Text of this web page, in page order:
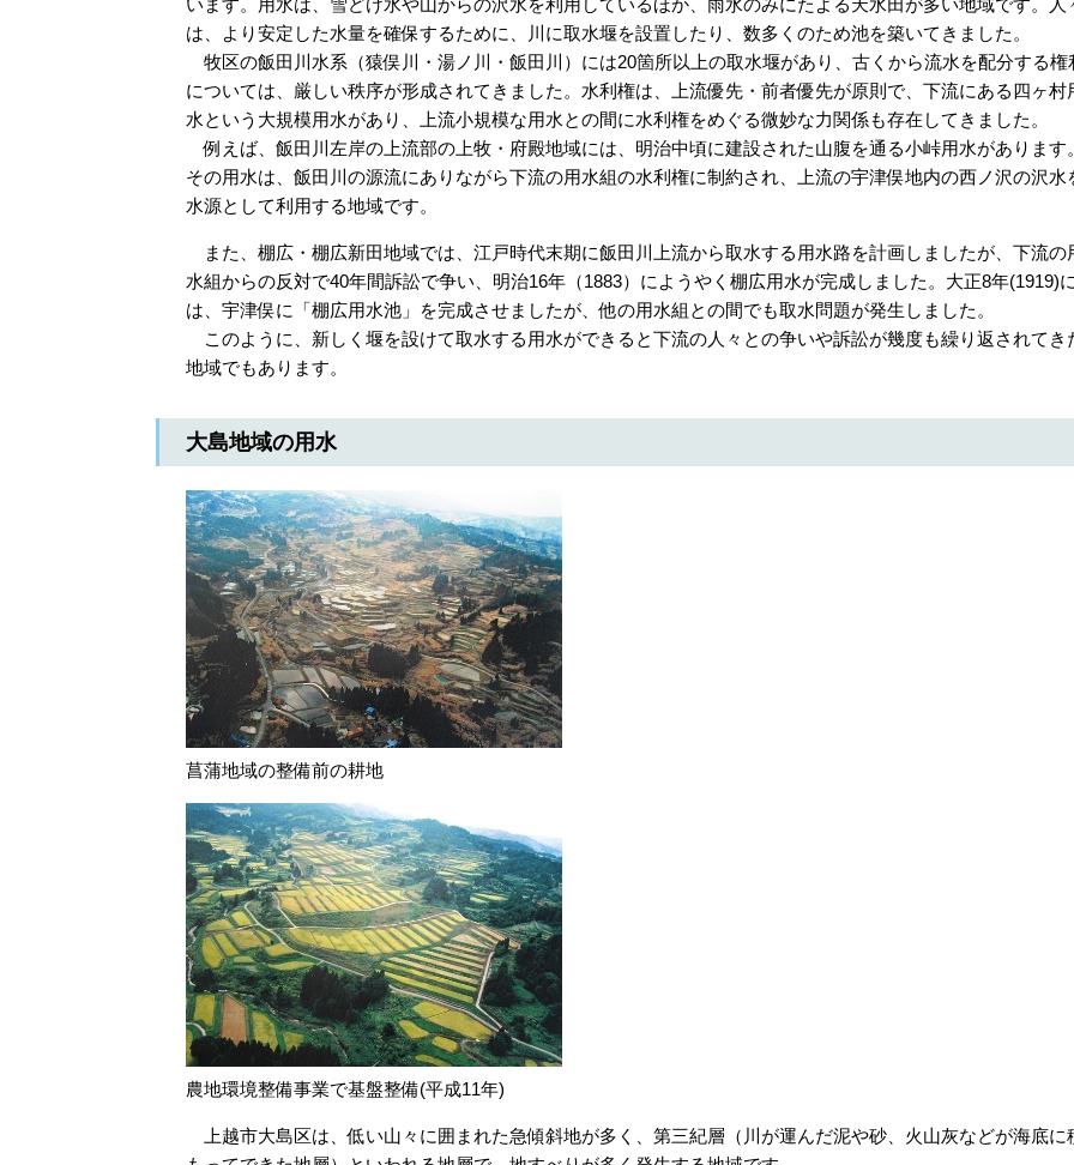
います。用水は、雪どけ水や山からの沢水を利用しているほか、雨水のみにたよる天水田が多い地域です。人
は、より安定した水量を確保するために、川に取水堰を設置したり、数多くのため池を築いてきました。
牧区の飯田川水系（猿俣川・湯ノ川・飯田川）には20箇所以上の取水堰があり、古くから流水を配分する権
については、厳しい秩序が形成されてきました。水利権は、上流優先・前者優先が原則で、下流にある四ヶ村
水という大規模用水があり、上流小規模な用水との間に水利権をめぐる微妙な力関係も存在してきました。
例えば、飯田川左岸の上流部の上牧・府殿地域には、明治中頃に建設された山腹を通る小峠用水があります。
その用水は、飯田川の源流にありながら下流の用水組の水利権に制約され、上流の宇津俣地内の西ノ沢の沢水
水源として利用する地域です。
また、棚広・棚広新田地域では、江戸時代末期に飯田川上流から取水する用水路を計画しましたが、下流の
水組からの反対で40年間訴訟で争い、明治16年（1883）にようやく棚広用水が完成しました。大正8年(1919)に
は、宇津俣に「棚広用水池」を完成させましたが、他の用水組との間でも取水問題が発生しました。
このように、新しく堰を設けて取水する用水ができると下流の人々との争いや訴訟が幾度も繰り返されてき
地域でもあります。
大島地域の用水
菖蒲地域の整備前の耕地
農地環境整備事業で基盤整備(平成11年)
上越市大島区は、低い山々に囲まれた急傾斜地が多く、第三紀層（川が運んだ泥や砂、火山灰などが海底に